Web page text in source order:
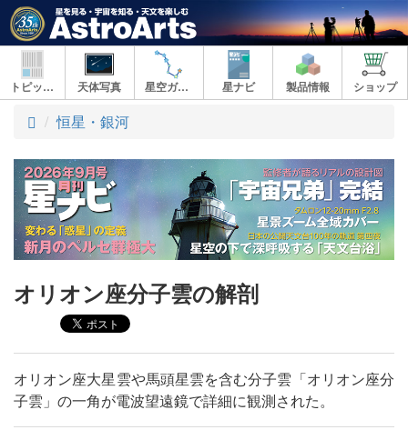
トピックス 天体写真 星空ガイド 星ナビ 製品情報 ショップ
ト
プ
恒星・銀河
オリオン座分子雲の解剖
オリオン座大星雲や馬頭星雲を含む分子雲「オリオン座分
子雲」の一角が電波望遠鏡で詳細に観測された。